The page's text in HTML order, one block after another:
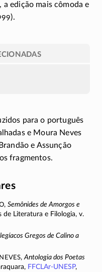
edição mais cômoda e
para o português
e Moura Neves
e Assunção
fragmentos.
,Semônides de Amorgos e
de Literatura e Filologia, v.
Gregos de Calino a
,Antologia dos Poetas
FFCLAr-UNESP,